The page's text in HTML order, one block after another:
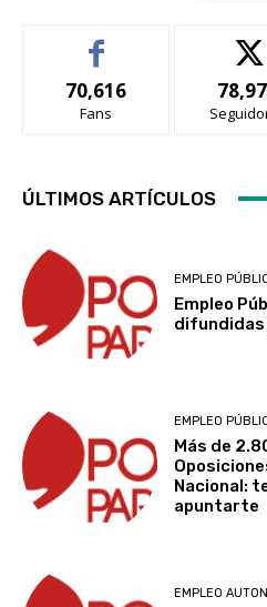
70,616
Fans
ÚLTIMOS ARTÍCULOS
EMPLEO
Empleo
difundidas
EMPLEO
Más de
Nacional:
apuntarte
EMPLEO